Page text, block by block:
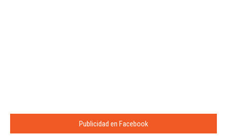
Publicidad en Facebook